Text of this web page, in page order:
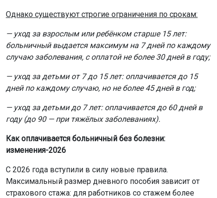
Однако существуют строгие ограничения по срокам:
— уход за взрослым или ребёнком старше 15 лет:
больничный выдается максимум на 7 дней по каждому
случаю заболевания, с оплатой не более 30 дней в году;
— уход за детьми от 7 до 15 лет: оплачивается до 15
дней по каждому случаю, но не более 45 дней в год;
— уход за детьми до 7 лет: оплачивается до 60 дней в
году (до 90 — при тяжёлых заболеваниях).
Как оплачивается больничный без болезни:
изменения-2026
С 2026 года вступили в силу новые правила.
Максимальный размер дневного пособия зависит от
страхового стажа: для работников со стажем более